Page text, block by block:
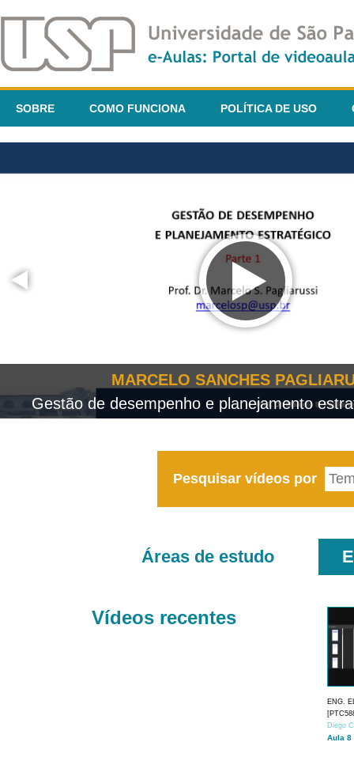
SOBRE COMO FUNCIONA POLÍTICA DE USO
MARCELO SANCHES
Gestão de desempenho e planejamento
Pesquisar vídeos por
Áreas de estudo
Vídeos recentes
ENG.
Diego
Aula 8